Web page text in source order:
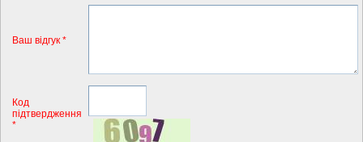
Ваш відгук *
Код
підтвердження
*